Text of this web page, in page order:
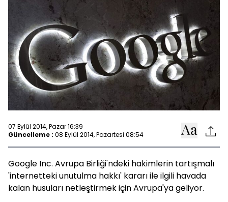
07 Eylül 2014, Pazar 16:39
Güncelleme : 08 Eylül 2014, Pazartesi 08:54
Google Inc. Avrupa Birliği'ndeki hakimlerin tartışmalı
'internetteki unutulma hakkı' kararı ile ilgili havada
kalan husuları netleştirmek için Avrupa'ya geliyor.